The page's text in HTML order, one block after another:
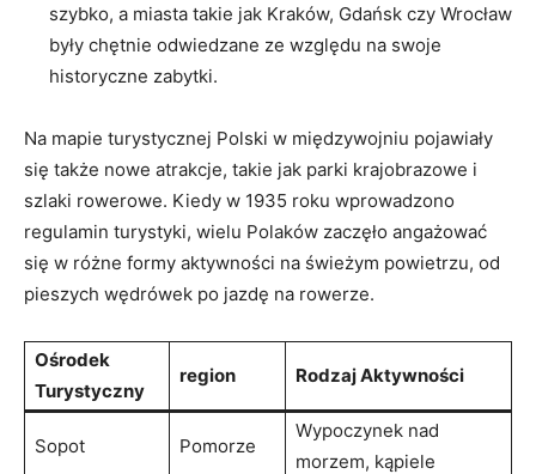
⁤szybko, a miasta takie jak Kraków, Gdańsk czy Wrocław
były chętnie odwiedzane ze względu na⁢ swoje
‌historyczne zabytki.
Na mapie⁣ turystycznej Polski w międzywojniu pojawiały
się także nowe atrakcje, takie jak parki krajobrazowe i
szlaki rowerowe. Kiedy w 1935 roku wprowadzono
regulamin turystyki, wielu Polaków zaczęło angażować
się w różne formy aktywności na świeżym powietrzu, od⁣
pieszych wędrówek po jazdę na rowerze.
Ośrodek
Turystyczny
region Rodzaj Aktywności
Sopot Pomorze
Wypoczynek nad
morzem, kąpiele